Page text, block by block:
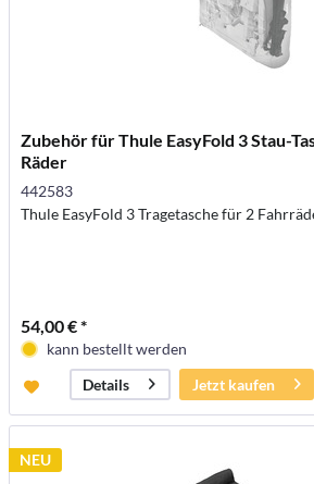
Zubehör für Thule EasyFold 3 Stau-
Räder
442583
Thule EasyFold 3 Tragetasche für 2
54,00 € *
kann bestellt werden
Details
Jetzt kaufen
NEU